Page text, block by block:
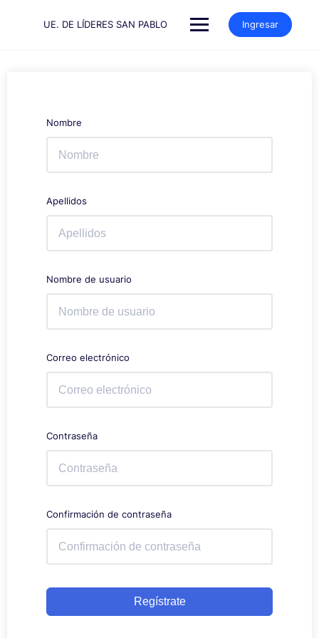
UE. DE LÍDERES SAN PABLO Ingresar
Nombre
Apellidos
Nombre de usuario
Correo electrónico
Contraseña
Confirmación de contraseña
Regístrate